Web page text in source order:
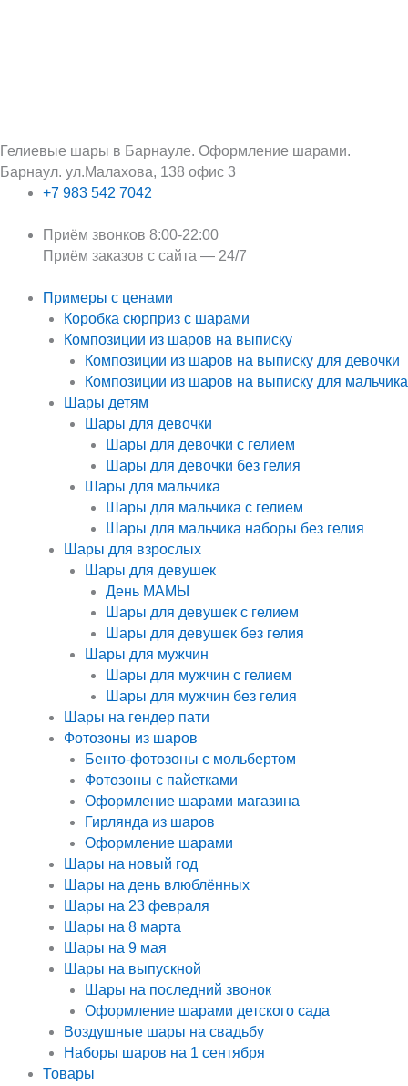
Гелиевые шары в Барнауле. Оформление шарами.
Барнаул. ул.Малахова, 138 офис 3
+7 983 542 7042
Приём звонков 8:00-22:00
Приём заказов с сайта — 24/7
Примеры с ценами
Коробка сюрприз с шарами
Композиции из шаров на выписку
Композиции из шаров на выписку для девочки
Композиции из шаров на выписку для мальчика
Шары детям
Шары для девочки
Шары для девочки с гелием
Шары для девочки без гелия
Шары для мальчика
Шары для мальчика с гелием
Шары для мальчика наборы без гелия
Шары для взрослых
Шары для девушек
День МАМЫ
Шары для девушек с гелием
Шары для девушек без гелия
Шары для мужчин
Шары для мужчин с гелием
Шары для мужчин без гелия
Шары на гендер пати
Фотозоны из шаров
Бенто-фотозоны с мольбертом
Фотозоны с пайетками
Оформление шарами магазина
Гирлянда из шаров
Оформление шарами
Шары на новый год
Шары на день влюблённых
Шары на 23 февраля
Шары на 8 марта
Шары на 9 мая
Шары на выпускной
Шары на последний звонок
Оформление шарами детского сада
Воздушные шары на свадьбу
Наборы шаров на 1 сентября
Товары